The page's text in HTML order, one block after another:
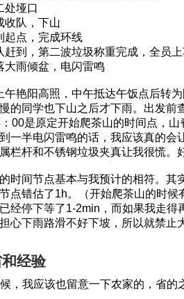
处垭口
收队，下山
起点，完成环线
赶到，第二波垃圾称重完成，全员
大雨倾盆，电闪雷鸣
午艳阳高照，中午抵达午饭点后转
的同学也下山之后才下雨。出发
00是原定开始爬茶山的时间点，
一半电闪雷鸣的话，我应该真的
栏杆和不锈钢垃圾夹真让我很慌。
时间节点基本与我预计的相符。
节点错估了1h。（开始爬茶山的时
经停下等了1-2min，而如果我走
心下雨路滑不好下坡，所以就禁止
经验
，我应该也留意一下农家的，省的